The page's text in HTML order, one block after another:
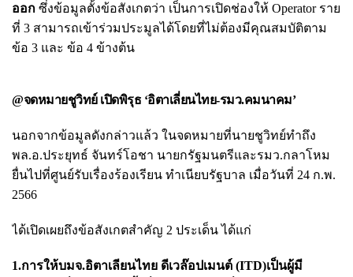
ออก ซึ่งข้อมูลตั้งข้อสังเกตว่า เป็นการเปิดช่องให้ Operator ราย
ที่ 3 สามารถเข้าร่วมประมูลได้โดยที่ไม่ต้องมีคุณสมบัติตาม
ข้อ 3 และ ข้อ 4 ข้างต้น
@จดหมายชูวิทย์ เปิดพิรุธ ‘อิตาเลี่ยนไทย-รมว.คมนาคม’
นอกจากข้อมูลดังกล่าวแล้ว ในจดหมายที่นายชูวิทย์ทำถึง
พล.อ.ประยุทธ์ จันทร์โอชา นายกรัฐมนตรีและรมว.กลาโหม
ยื่นไปที่ศูนย์รับเรื่องร้องเรียน ทำเนียบรัฐบาล เมื่อวันที่ 24 ก.พ.
2566
ได้เปิดเผยถึงข้อสังเกตสำคัญ 2 ประเด็น ได้แก่
1.การให้บมจ.อิตาเลียนไทย ดีเวล๊อปเมนต์ (ITD)เป็นผู้มี